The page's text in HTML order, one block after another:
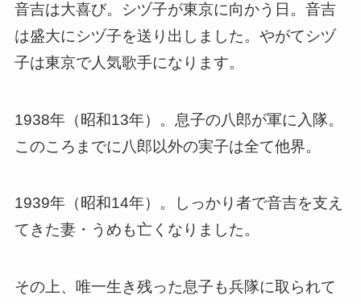
音吉は大喜び。シヅ子が東京に向かう日。音吉
は盛大にシヅ子を送り出しました。やがてシヅ
子は東京で人気歌手になります。
1938年（昭和13年）。息子の八郎が軍に入隊。
このころまでに八郎以外の実子は全て他界。
1939年（昭和14年）。しっかり者で音吉を支え
てきた妻・うめも亡くなりました。
その上、唯一生き残った息子も兵隊に取られて